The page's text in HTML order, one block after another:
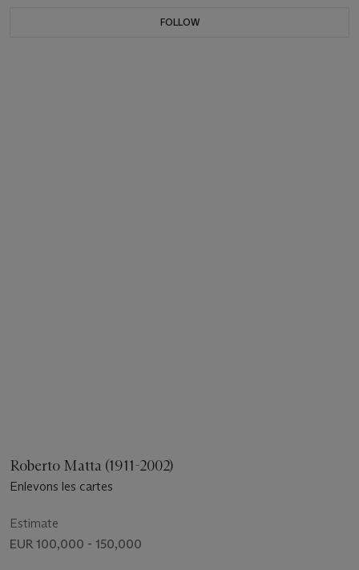
FOLLOW
Roberto Matta (1911-2002)
Enlevons les cartes
Estimate
EUR 100,000 - 150,000